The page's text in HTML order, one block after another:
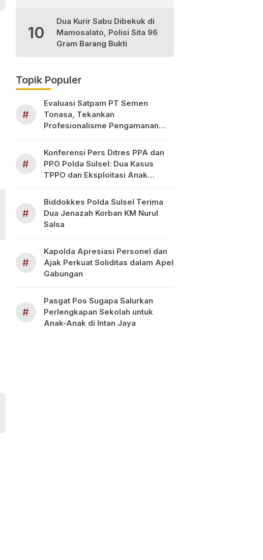
10
Dua Kurir Sabu Dibekuk di
Mamosalato, Polisi Sita 96
Gram Barang Bukti
Topik Populer
#
Evaluasi Satpam PT Semen
Tonasa, Tekankan
Profesionalisme Pengamanan
#
Konferensi Pers Ditres PPA dan
PPO Polda Sulsel: Dua Kasus
TPPO dan Eksploitasi Anak
#
Biddokkes Polda Sulsel Terima
Dua Jenazah Korban KM Nurul
Salsa
#
Kapolda Apresiasi Personel dan
Ajak Perkuat Soliditas dalam Apel
Gabungan
#
Pasgat Pos Sugapa Salurkan
Perlengkapan Sekolah untuk
Anak-Anak di Intan Jaya